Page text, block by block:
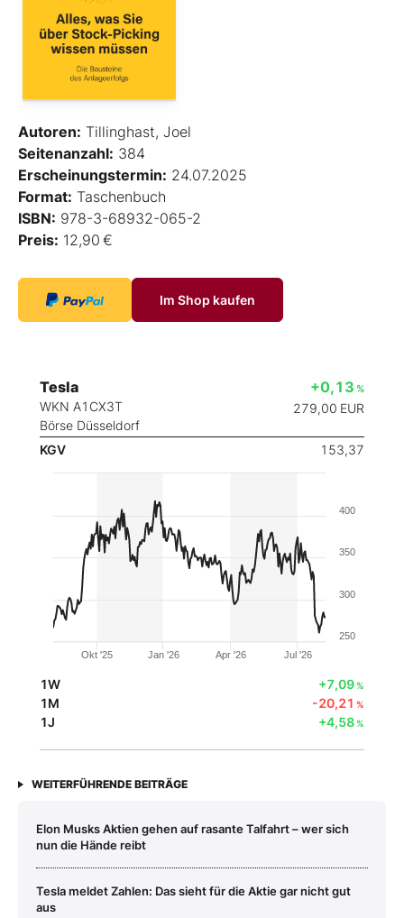
Autoren: Tillinghast, Joel
Seitenanzahl: 384
Erscheinungstermin: 24.07.2025
Format: Taschenbuch
ISBN: 978-3-68932-065-2
Preis: 12,90 €
Im Shop kaufen
Tesla
WKN A1CX3T
Börse Düsseldorf
+0,13 %
279,00 EUR
KGV 153,37
Okt '25 Jan '26 Apr '26 Jul '26
250
300
350
400
1W +7,09%
1M -20,21 %
1J +4,58%
WEITERFÜHRENDE BEITRÄGE
Elon Musks Aktien gehen auf rasante Talfahrt – wer sich
nun die Hände reibt
Tesla meldet Zahlen: Das sieht für die Aktie gar nicht gut
aus